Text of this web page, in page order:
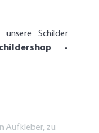
unsere Schilder
-
Aufkleber, zu